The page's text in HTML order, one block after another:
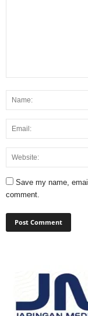
Save my name,
comment.